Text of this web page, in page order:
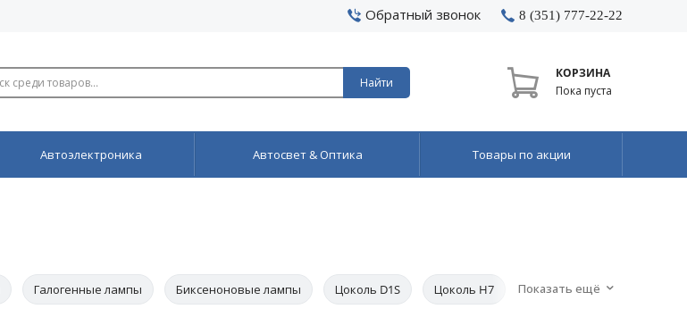
Обратный звонок 8 (351) 777-22-22
Найти
КОРЗИНА
Пока пуста
Автоэлектроника Автосвет & Оптика Товары по акции
Галогенные лампы Биксеноновые лампы Цоколь D1S Цоколь H7 Показать ещё